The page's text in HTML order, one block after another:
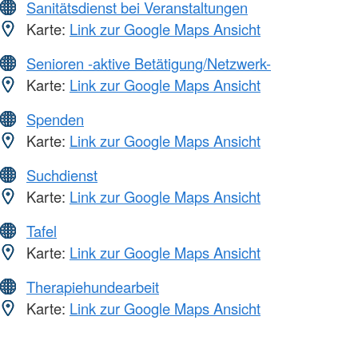
Sanitätsdienst bei Veranstaltungen
Karte: Link zur Google Maps Ansicht
Senioren -aktive Betätigung/Netzwerk-
Karte: Link zur Google Maps Ansicht
Spenden
Karte: Link zur Google Maps Ansicht
Suchdienst
Karte: Link zur Google Maps Ansicht
Tafel
Karte: Link zur Google Maps Ansicht
Therapiehundearbeit
Karte: Link zur Google Maps Ansicht